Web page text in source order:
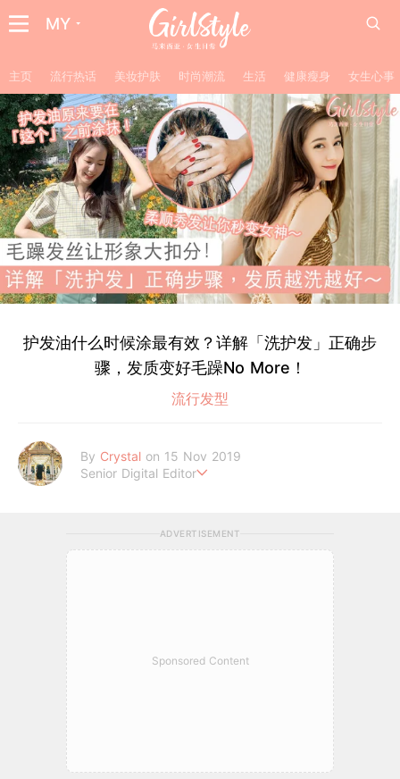
MY
主页 流行热话 美妆护肤 时尚潮流 生活 健康瘦身 女生心事
护发油什么时候涂最有效？详解「洗护发」正确步
骤，发质变好毛躁No More！
流行发型
By Crystal on 15 Nov 2019
Senior Digital Editor
ADVERTISEMENT
Sponsored Content